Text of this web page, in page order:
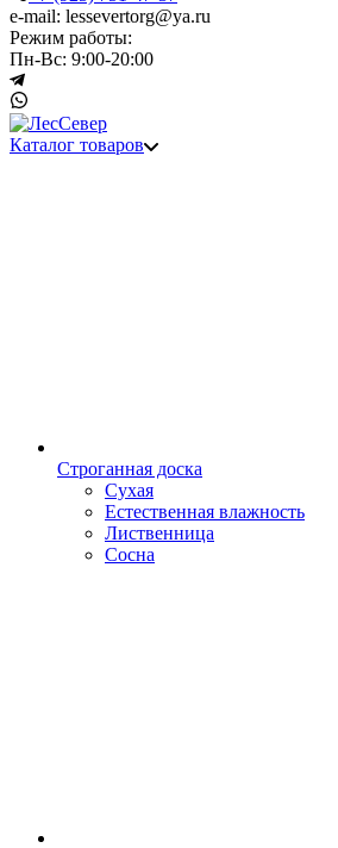
e-mail: lessevertorg@ya.ru
Режим работы:
Пн-Вс: 9:00-20:00
Каталог товаров
Строганная доска
Сухая
Естественная влажность
Лиственница
Сосна